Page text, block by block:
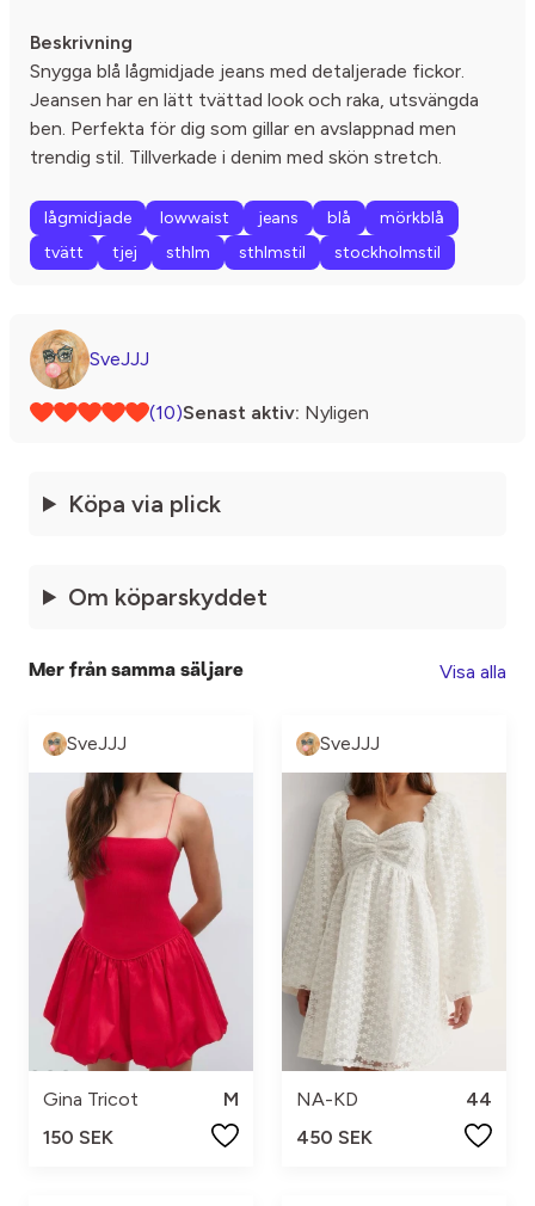
Beskrivning
Snygga blå lågmidjade jeans med detaljerade fickor.
Jeansen har en lätt tvättad look och raka, utsvängda
ben. Perfekta för dig som gillar en avslappnad men
trendig stil. Tillverkade i denim med skön stretch.
lågmidjade lowwaist jeans blå
mörkblå
tvätt
tjej sthlm sthlmstil stockholmstil
SveJJJ
(10)Senast aktiv: Nyligen
Köpa via plick
Om köparskyddet
Mer från samma säljare Visa alla
SveJJJ
Gina Tricot
M
150 SEK
SveJJJ
NA-KD
44
450 SEK